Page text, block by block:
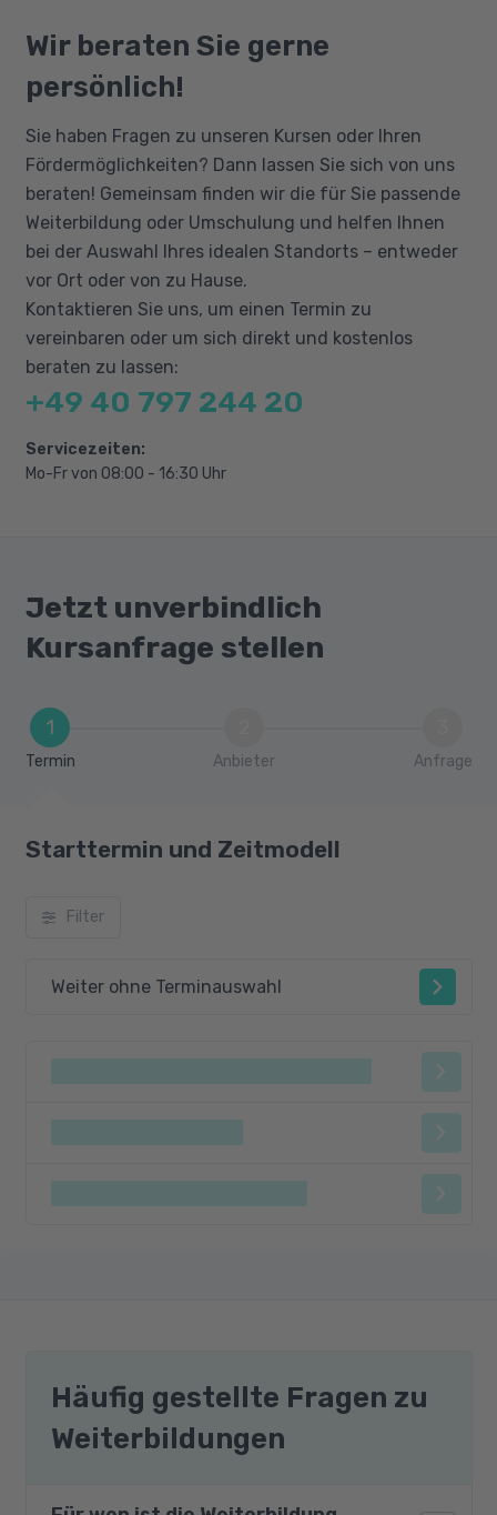
Coaching Methoden
Coaching-Konzepte
Coaching in der Praxis
Eigencoaching-Konzepte
Ein Interesse an Persönlichkeitsentwicklung
und an der eigenen Entwicklung werden
ebenso vorausgesetzt.
Qualifizierungschancengesetz
Berufliche Rehabilitation
Wir beraten Sie gerne
persönlich!
Sie haben Fragen zu unseren Kursen oder Ihren
Fördermöglichkeiten? Dann lassen Sie sich von uns
beraten! Gemeinsam finden wir die für Sie passende
Weiterbildung oder Umschulung und helfen Ihnen
bei der Auswahl Ihres idealen Standorts – entweder
vor Ort oder von zu Hause.
Kontaktieren Sie uns, um einen Termin zu
vereinbaren oder um sich direkt und kostenlos
beraten zu lassen:
+49 40 797 244 20
Servicezeiten:
Mo-Fr von 08:00 - 16:30 Uhr
Jetzt unverbindlich
Kursanfrage stellen
1
Termin Anbieter Anfrage
Starttermin und Zeitmodell
Filter
Weiter ohne Terminauswahl
Häufig gestellte Fragen zu
Weiterbildungen